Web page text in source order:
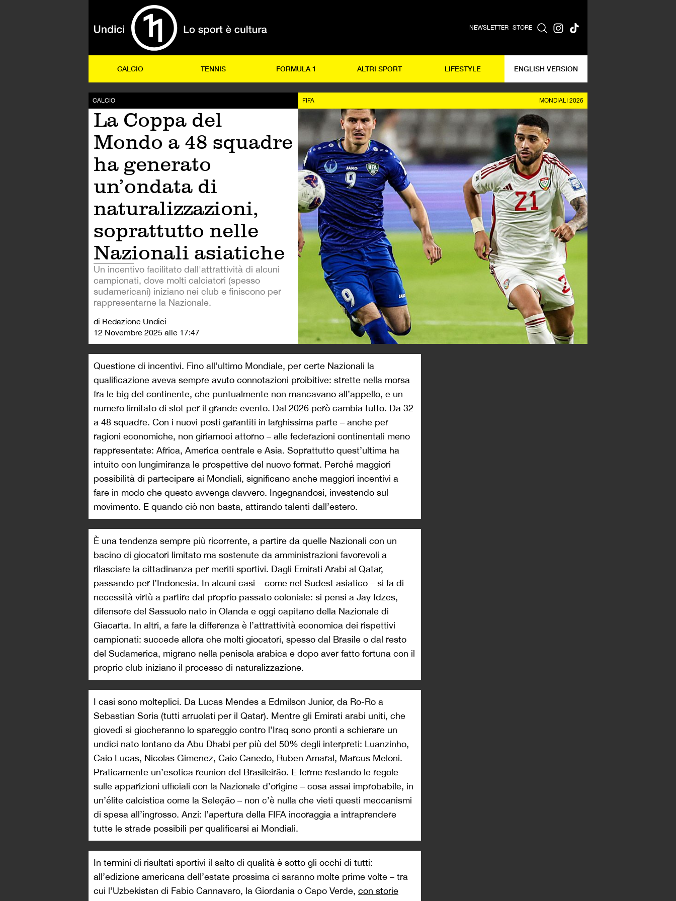
NEWSLETTER STORE
CALCIO TENNIS FORMULA 1 ALTRI SPORT LIFESTYLE ENGLISH VERSION
CALCIO
La Coppa del
Mondo a 48 squadre
ha generato
un’ondata di
naturalizzazioni,
soprattutto nelle
Nazionali asiatiche
Un incentivo facilitato dall'attrattività di alcuni
campionati, dove molti calciatori (spesso
sudamericani) iniziano nei club e finiscono per
rappresentarne la Nazionale.
di Redazione Undici
12 Novembre 2025 alle 17:47
FIFA MONDIALI 2026
Questione di incentivi. Fino all’ultimo Mondiale, per certe Nazionali la
qualificazione aveva sempre avuto connotazioni proibitive: strette nella morsa
fra le big del continente, che puntualmente non mancavano all’appello, e un
numero limitato di slot per il grande evento. Dal 2026 però cambia tutto. Da 32
a 48 squadre. Con i nuovi posti garantiti in larghissima parte – anche per
ragioni economiche, non giriamoci attorno – alle federazioni continentali meno
rappresentate: Africa, America centrale e Asia. Soprattutto quest’ultima ha
intuito con lungimiranza le prospettive del nuovo format. Perché maggiori
possibilità di partecipare ai Mondiali, significano anche maggiori incentivi a
fare in modo che questo avvenga davvero. Ingegnandosi, investendo sul
movimento. E quando ciò non basta, attirando talenti dall’estero.
È una tendenza sempre più ricorrente, a partire da quelle Nazionali con un
bacino di giocatori limitato ma sostenute da amministrazioni favorevoli a
rilasciare la cittadinanza per meriti sportivi. Dagli Emirati Arabi al Qatar,
passando per l’Indonesia. In alcuni casi – come nel Sudest asiatico – si fa di
necessità virtù a partire dal proprio passato coloniale: si pensi a Jay Idzes,
difensore del Sassuolo nato in Olanda e oggi capitano della Nazionale di
Giacarta. In altri, a fare la differenza è l’attrattività economica dei rispettivi
campionati: succede allora che molti giocatori, spesso dal Brasile o dal resto
del Sudamerica, migrano nella penisola arabica e dopo aver fatto fortuna con il
proprio club iniziano il processo di naturalizzazione.
I casi sono molteplici. Da Lucas Mendes a Edmilson Junior, da Ro-Ro a
Sebastian Soria (tutti arruolati per il Qatar). Mentre gli Emirati arabi uniti, che
giovedì si giocheranno lo spareggio contro l’Iraq sono pronti a schierare un
undici nato lontano da Abu Dhabi per più del 50% degli interpreti: Luanzinho,
Caio Lucas, Nicolas Gimenez, Caio Canedo, Ruben Amaral, Marcus Meloni.
Praticamente un’esotica reunion del Brasileirão. E ferme restando le regole
sulle apparizioni ufficiali con la Nazionale d’origine – cosa assai improbabile, in
un’élite calcistica come la Seleção – non c’è nulla che vieti questi meccanismi
di spesa all’ingrosso. Anzi: l’apertura della FIFA incoraggia a intraprendere
tutte le strade possibili per qualificarsi ai Mondiali.
In termini di risultati sportivi il salto di qualità è sotto gli occhi di tutti:
all’edizione americana dell’estate prossima ci saranno molte prime volte – tra
cui l’Uzbekistan di Fabio Cannavaro, la Giordania o Capo Verde, con storie